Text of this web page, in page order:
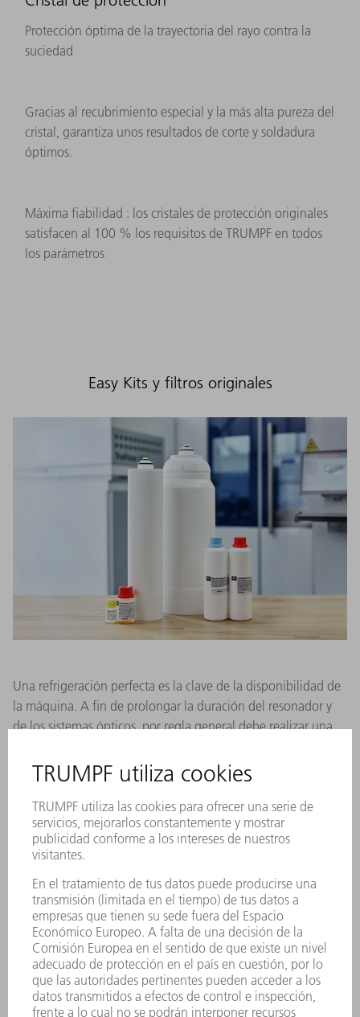
Protección óptima de la trayectoria del rayo contra la
suciedad
Gracias al recubrimiento especial y la más alta pureza del
cristal, garantiza unos resultados de corte y soldadura
óptimos.
Máxima fiabilidad : los cristales de protección originales
satisfacen al 100 % los requisitos de TRUMPF en todos
los parámetros
Easy Kits y filtros originales
Una refrigeración perfecta es la clave de la disponibilidad de
la máquina. A fin de prolongar la duración del resonador y
de los sistemas ópticos, por regla general debe realizar una
eliminar la suciedad y las partículas presentes en el agua de
refrigeración. Con el Easy Filter puede depurar el agua de
refrigeración usada con unos sencillos pasos. Junto con el
Easy Filter original, podrá limpiar su circuito de refrigeración
de manera sostenible y protegerá sus componentes de la
adecuado y un Easy Kit original para cada tipo de máquina
láser o instalación láser. De este modo, obtendrá
conjuntamente, en un kit armonizado, todos los
componentes necesarios para el ciclo de limpieza, tales como
el agente biocida y el anticorrosivo. No se requiere una
dosificación compleja ni almacenamiento: no puede ser más
sencillo.